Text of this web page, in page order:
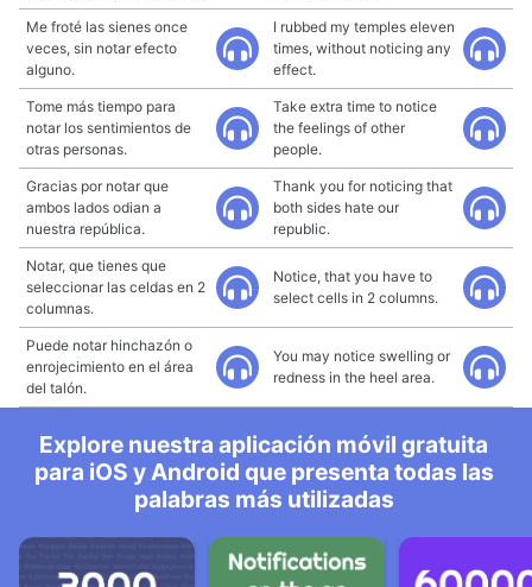
Me froté las sienes once
veces, sin notar efecto
alguno.
I rubbed my temples eleven
times, without noticing any
effect.
Tome más tiempo para
notar los sentimientos de
otras personas.
Take extra time to notice
the feelings of other
people.
Gracias por notar que
ambos lados odian a
nuestra república.
Thank you for noticing that
both sides hate our
republic.
Notar, que tienes que
seleccionar las celdas en 2
columnas.
Notice, that you have to
select cells in 2 columns.
Puede notar hinchazón o
enrojecimiento en el área
del talón.
You may notice swelling or
redness in the heel area.
Explore nuestra aplicación móvil gratuita
para iOS y Android que presenta todas las
palabras más utilizadas